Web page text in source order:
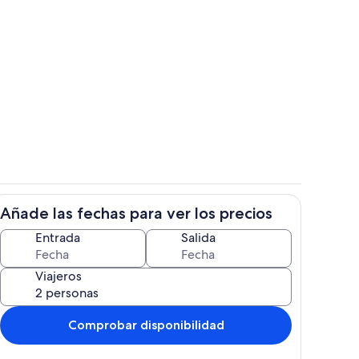
Zona de estar
Añade las fechas para ver los precios
Entrada Salida
Viajeros
Comprobar disponibilidad